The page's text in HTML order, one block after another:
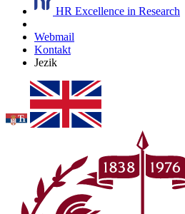
HR Excellence in Research
Webmail
Kontakt
Jezik